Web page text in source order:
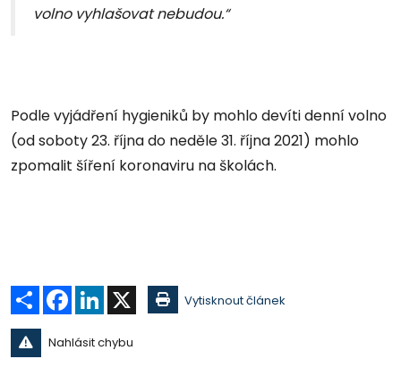
volno vyhlašovat nebudou.“
Podle vyjádření hygieniků by mohlo devíti denní volno
(od soboty 23. října do neděle 31. října 2021) mohlo
zpomalit šíření koronaviru na školách.
Sdílet Facebook
LinkedIn Vytisknout článek
Nahlásit chybu